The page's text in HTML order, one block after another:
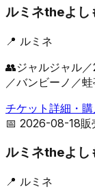
ルミネtheよし
📍 ルミネ
👥ジャルジャル
／バンビーノ／
チケット詳細・購
📅 2026-08-18販
ルミネtheよし
📍 ルミネ